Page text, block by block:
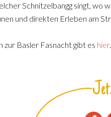
Schnitzelbangg singt, wo
und direkten Erleben am
Basler Fasnacht gibt es hier.